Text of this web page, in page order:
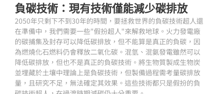
負碳技術：現有技術僅能減少碳排放
2050年只剩下不到30年的時間，要拯救世界的負碳技術超人還
在準備中，我們需要一些"假扮超人"來解救地球。火力發電廠
的碳捕集及封存可以降低碳排放，但不能算是真正的負碳，因
為燃燒化石燃料仍會釋放二氧化碳。混氫、混氨發電雖然可以
降低碳排放，但也不是真正的負碳技術。將生物質製成生物炭
並埋藏於土壤中理論上是負碳技術，但製備過程需考量碳排放
量，且研究不足，無法確定其效果。這些技術都只是假扮的負